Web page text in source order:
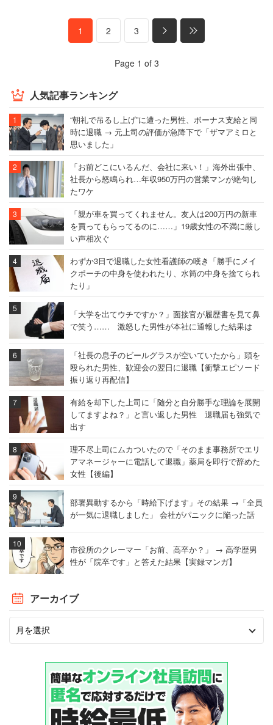
1 2 3
Page 1 of 3
人気記事ランキング
“朝礼で吊るし上げ”に遭った男性、ボーナス支給と同
時に退職 → 元上司の評価が急降下で「ザマアミロと
思いました」
「お前どこにいるんだ、会社に来い！」海外出張中、
社長から怒鳴られ…年収950万円の営業マンが絶句し
たワケ
「親が車を買ってくれません。友人は200万円の新車
を買ってもらってるのに……」19歳女性の不満に厳し
い声相次ぐ
わずか3日で退職した女性看護師の嘆き「勝手にメイ
クポーチの中身を使われたり、水筒の中身を捨てられ
たり」
「大学を出てウチですか？」面接官が履歴書を見て鼻
で笑う…… 激怒した男性が本社に通報した結果は
「社長の息子のビールグラスが空いていたから」頭を
殴られた男性、歓迎会の翌日に退職【衝撃エピソード
振り返り再配信】
有給を却下した上司に「随分と自分勝手な理論を展開
してますよね？」と言い返した男性 退職届も強気で
出す
理不尽上司にムカついたので「そのまま事務所でエリ
アマネージャーに電話して退職」薬局を即行で辞めた
女性【後編】
部署異動するから「時給下げます」その結果 →「全員
が一気に退職しました」 会社がパニックに陥った話
市役所のクレーマー「お前、高卒か？」 → 高学歴男
性が「院卒です」と答えた結果【実録マンガ】
アーカイブ